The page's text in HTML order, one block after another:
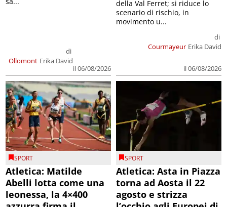
Ollomont
di
Erika David
il 06/08/2026
Courmayeur
di
Erika David
il 06/08/2026
della Val Ferret; si riduce lo
scenario di rischio, in
movimento u...
SPORT
Atletica: Matilde
Abelli lotta come una
leonessa, la 4×400
SPORT
Atletica: Asta in Piazza
torna ad Aosta il 22
agosto e strizza